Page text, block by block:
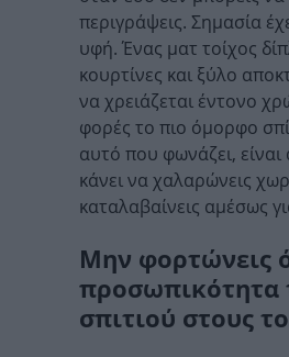
περιγράψεις. Σημασία
υφή. Ένας ματ τοίχος
κουρτίνες και ξύλο
να χρειάζεται έντονο
φορές το πιο όμορφο
αυτό που φωνάζει,
κάνει να χαλαρώνεις
καταλαβαίνεις αμέσως
Μην φορτώνεις
προσωπικότητα
σπιτιού στους